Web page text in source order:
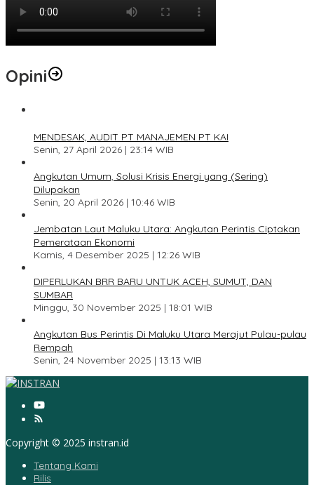
Opini
MENDESAK, AUDIT PT MANAJEMEN PT KAI
Senin, 27 April 2026 | 23:14 WIB
Angkutan Umum, Solusi Krisis Energi yang (Sering)
Dilupakan
Senin, 20 April 2026 | 10:46 WIB
Jembatan Laut Maluku Utara: Angkutan Perintis Ciptakan
Pemerataan Ekonomi
Kamis, 4 Desember 2025 | 12:26 WIB
DIPERLUKAN BRR BARU UNTUK ACEH, SUMUT, DAN
SUMBAR
Minggu, 30 November 2025 | 18:01 WIB
Angkutan Bus Perintis Di Maluku Utara Merajut Pulau-pulau
Rempah
Senin, 24 November 2025 | 13:13 WIB
Copyright © 2025 instran.id
Tentang Kami
Rilis